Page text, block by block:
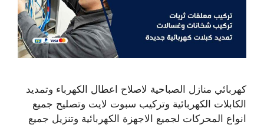
كهربائي منازل الصباحية لاصلاح اعطال الكهرباء وتمديد
الكابلات الكهربائية وتركيب سبوت لايت وتصليح جميع
انواع المحركات لجميع الاجهزة الكهربائية وتنزيل جميع